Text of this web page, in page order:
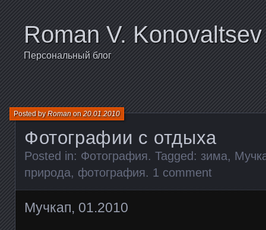
Roman V. Konovaltsev
Персональный блог
Фотографии с отдыха
Posted byRomanon20.01.2010
Posted in: Фотография. Tagged: зима,
природа, фотография. 1 comment
Мучкап, 01.2010